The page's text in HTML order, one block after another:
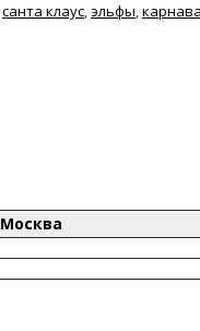
санта клаус, эльфы,
Москва